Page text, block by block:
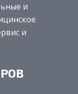
и
и